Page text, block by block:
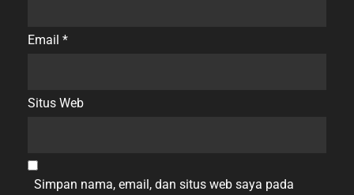
Email *
Situs Web
Simpan nama, email, dan situs web saya pada